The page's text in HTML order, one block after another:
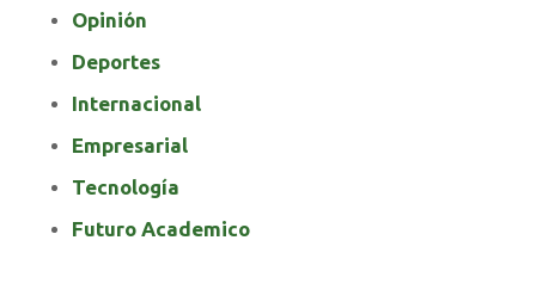
Opinión
Deportes
Internacional
Empresarial
Tecnología
Futuro Academico